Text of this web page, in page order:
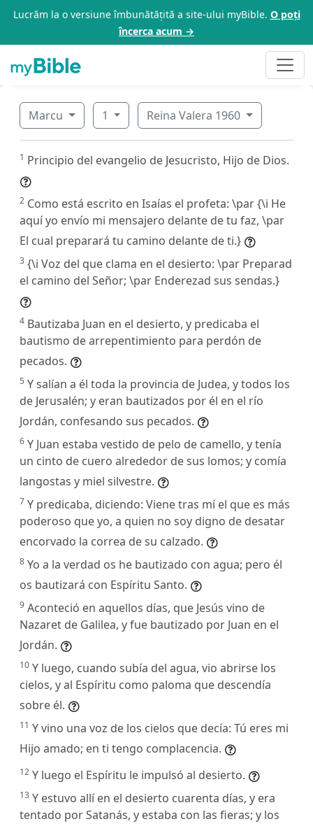
Lucrăm la o versiune îmbunătățită a site-ului myBible. O poți
încerca acum →
Marcu 1 Reina Valera 1960
1 Principio del evangelio de Jesucristo, Hijo de Dios.
2 Como está escrito en Isaías el profeta: \par {\i He
aquí yo envío mi mensajero delante de tu faz, \par
El cual preparará tu camino delante de ti.}
3 {\i Voz del que clama en el desierto: \par Preparad
el camino del Señor; \par Enderezad sus sendas.}
4 Bautizaba Juan en el desierto, y predicaba el
bautismo de arrepentimiento para perdón de
pecados.
5 Y salían a él toda la provincia de Judea, y todos los
de Jerusalén; y eran bautizados por él en el río
Jordán, confesando sus pecados.
6 Y Juan estaba vestido de pelo de camello, y tenía
un cinto de cuero alrededor de sus lomos; y comía
langostas y miel silvestre.
7 Y predicaba, diciendo: Viene tras mí el que es más
poderoso que yo, a quien no soy digno de desatar
encorvado la correa de su calzado.
8 Yo a la verdad os he bautizado con agua; pero él
os bautizará con Espíritu Santo.
9 Aconteció en aquellos días, que Jesús vino de
Nazaret de Galilea, y fue bautizado por Juan en el
Jordán.
10 Y luego, cuando subía del agua, vio abrirse los
cielos, y al Espíritu como paloma que descendía
sobre él.
11 Y vino una voz de los cielos que decía: Tú eres mi
Hijo amado; en ti tengo complacencia.
12 Y luego el Espíritu le impulsó al desierto.
13 Y estuvo allí en el desierto cuarenta días, y era
tentado por Satanás, y estaba con las fieras; y los